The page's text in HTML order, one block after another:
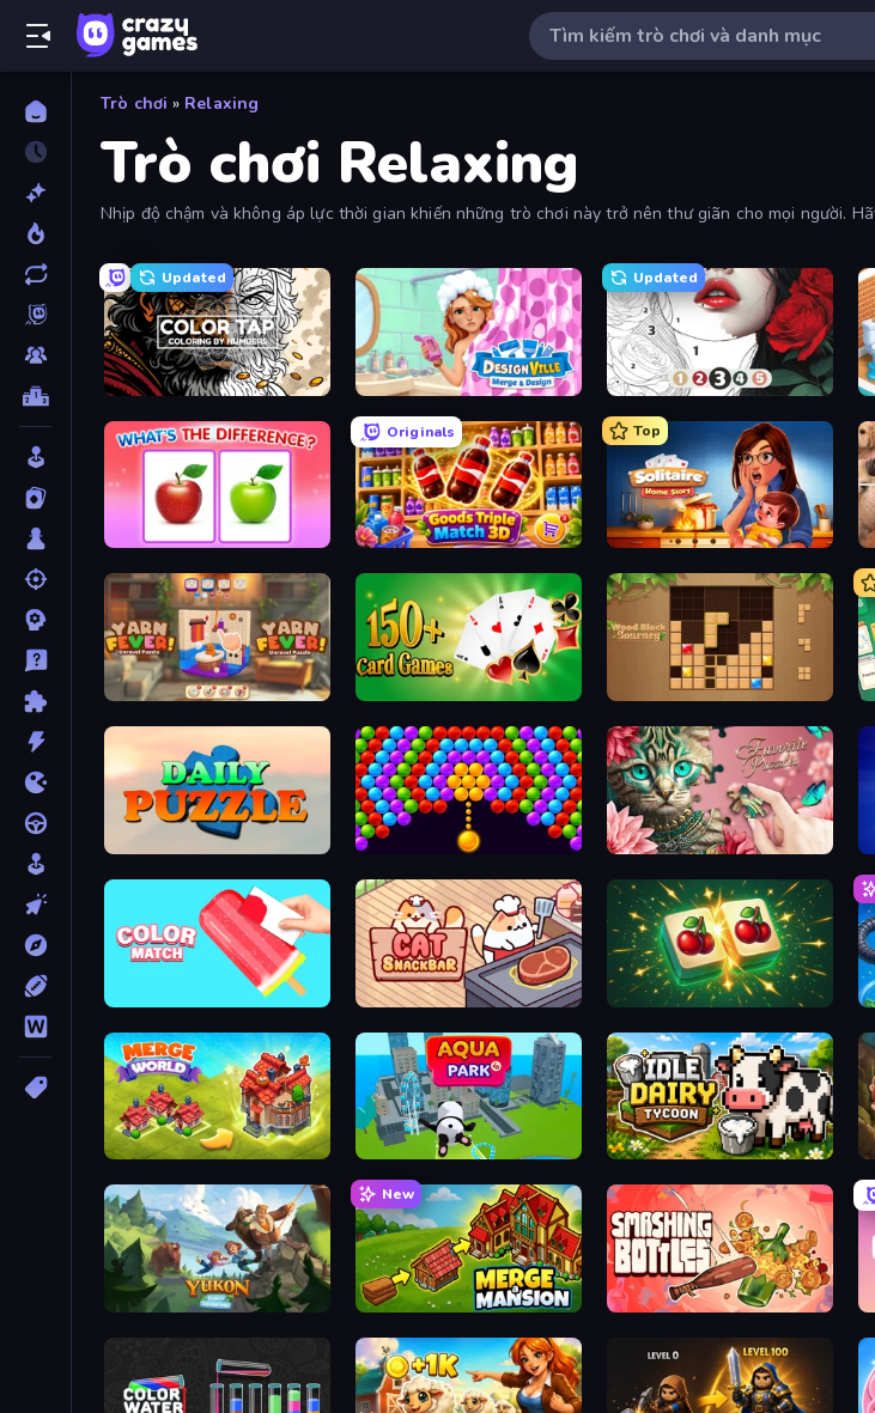
Trò chơi » Relaxing
Trò chơi Relaxing
Nhịp độ chậm và không áp lực thời gian khiến những trò chơi này trở nên thư giãn cho mọi người.
Updated
Color Tap: Coloring by Numbers Designville: Merge & Design
Updated
Numicolor
What's The Difference?
Originals
Goods Triple Match 3D
Top
Solitaire Home Story
Yarn Fever! Unravel Puzzle Wood Block Journey
Bubble Story Favorite Puzzles
Cat Snack Bar Mahjong Puzzle: Tile Match
Merge World Aquapark.io Idle Dairy Tycoon
Yukon: Family Adventure
New
Merge a Mansion Smashing Bottles